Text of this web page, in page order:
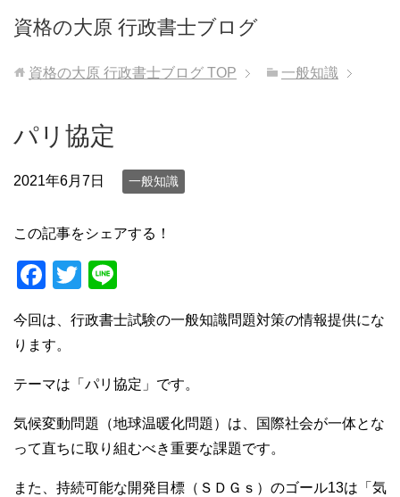
資格の大原 行政書士ブログ
資格の大原 行政書士ブログ TOP 一般知識
パリ協定
2021年6月7日 一般知識
この記事をシェアする！
F
c
e
b
o
o
k
T
wi
tt
n
e
今回は、行政書士試験の一般知識問題対策の情報提供にな
ります。
テーマは「パリ協定」です。
気候変動問題（地球温暖化問題）は、国際社会が一体とな
って直ちに取り組むべき重要な課題です。
また、持続可能な開発目標（ＳＤＧｓ）のゴール13は「気